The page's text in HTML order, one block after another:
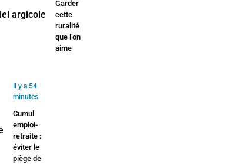
Garder
cette
ruralité
que l’on
aime
Il y a 54
minutes
Cumul
emploi-
retraite :
éviter le
piège de